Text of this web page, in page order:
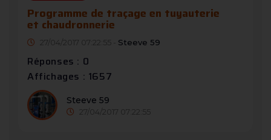
Programme de traçage en tuyauterie
et chaudronnerie
27/04/2017 07:22:55 - Steeve 59
Réponses : 0
Affichages : 1657
Steeve 59
27/04/2017 07:22:55